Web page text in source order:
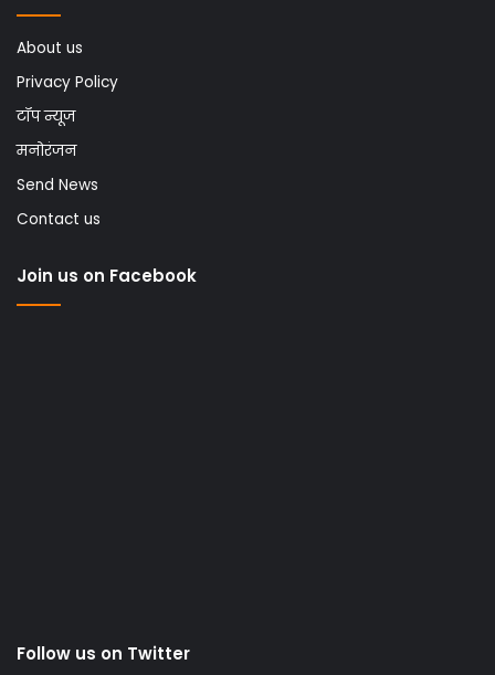
About us
Privacy Policy
टॉप न्यूज
मनोरंजन
Send News
Contact us
Join us on Facebook
Follow us on Twitter